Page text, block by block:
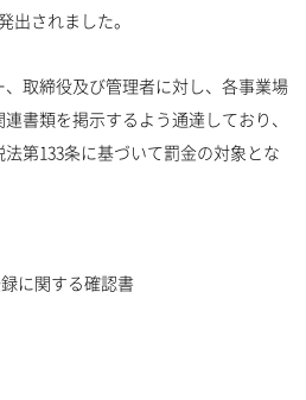
出されました。
取締役及び管理者に対し、各事業場
書類を掲示するよう通達しており、
第133条に基づいて罰金の対象とな
に関する確認書